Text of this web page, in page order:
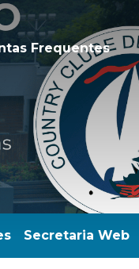
Frequentes
Secretaria Web